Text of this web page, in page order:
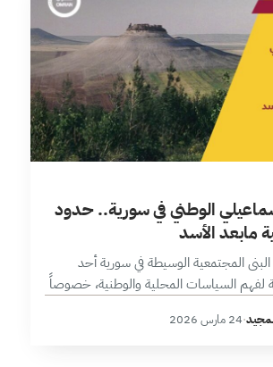
الوطني في سورية.. حدود
مابعد الأسد
المجتمعية الوسيطة في سورية أحد
لفهم السياسات المحلية والوطنية، خصوصاً
من نظام سلطوي مركزي إلى ترتيبات حكم
·24 مارس 2026